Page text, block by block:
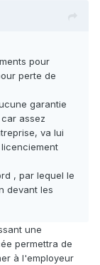
pour
perte de
garantie
assez
va lui
, par lequel le
devant les
une
permettra de
à l'employeur